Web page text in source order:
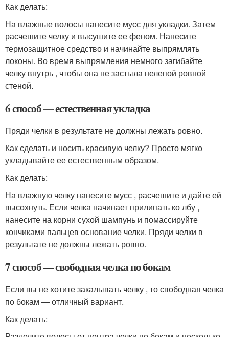
Как делать:
На влажные волосы нанесите мусс для укладки. Затем
расчешите челку и высушите ее феном. Нанесите
термозащитное средство и начинайте выпрямлять
локоны. Во время выпрямления немного загибайте
челку внутрь , чтобы она не застыла нелепой ровной
стеной.
6 способ — естественная укладка
Пряди челки в результате не должны лежать ровно.
Как сделать и носить красивую челку? Просто мягко
укладывайте ее естественным образом.
Как делать:
На влажную челку нанесите мусс , расчешите и дайте ей
высохнуть. Если челка начинает прилипать ко лбу ,
нанесите на корни сухой шампунь и помассируйте
кончиками пальцев основание челки. Пряди челки в
результате не должны лежать ровно.
7 способ — свободная челка по бокам
Если вы не хотите закалывать челку , то свободная челка
по бокам — отличный вариант.
Как делать: